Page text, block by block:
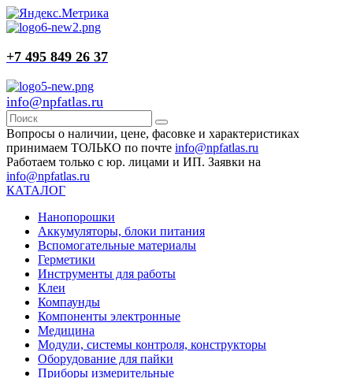
+7 495 849 26 37
info@npfatlas.ru
Вопросы о наличии, цене, фасовке и характеристиках
принимаем ТОЛЬКО по почте info@npfatlas.ru
Работаем только с юр. лицами и ИП. Заявки на
info@npfatlas.ru
КАТАЛОГ
Нанопорошки
Аккумуляторы, блоки питания
Вспомогательные материалы
Герметики
Инструменты для работы
Клеи
Компаунды
Компоненты электронные
Медицина
Модули, системы контроля, конструкторы
Оборудование для пайки
Приборы измерительные